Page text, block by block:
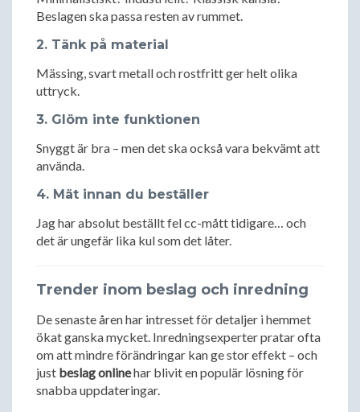
Beslagen ska passa resten av rummet.
2. Tänk på material
Mässing, svart metall och rostfritt ger helt olika
uttryck.
3. Glöm inte funktionen
Snyggt är bra – men det ska också vara bekvämt att
använda.
4. Mät innan du beställer
Jag har absolut beställt fel cc-mått tidigare… och
det är ungefär lika kul som det låter.
Trender inom beslag och inredning
De senaste åren har intresset för detaljer i hemmet
ökat ganska mycket. Inredningsexperter pratar ofta
om att mindre förändringar kan ge stor effekt – och
just beslag onlinehar blivit en populär lösning för
snabba uppdateringar.